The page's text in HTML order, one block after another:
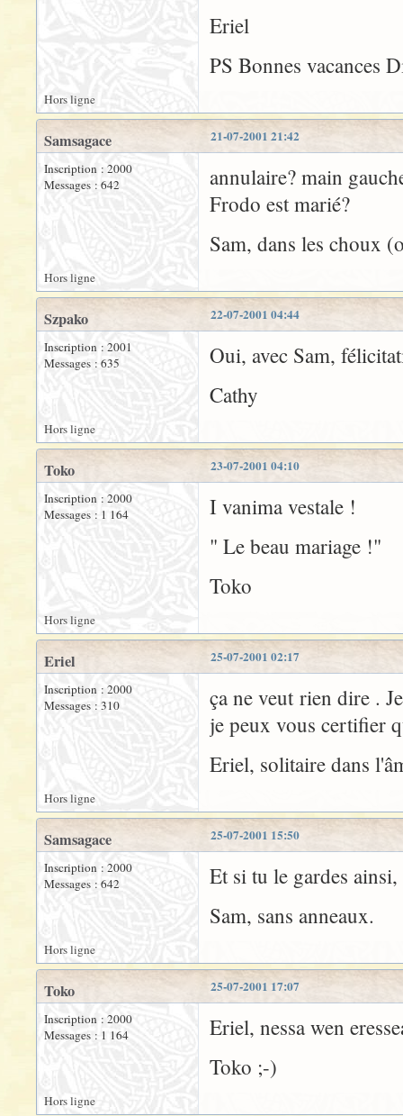
Eriel
PS Bonnes vacances
Hors ligne
21-07-2001 21:42
Samsagace
Inscription : 2000
Messages : 642
annulaire? main
Frodo est marié?
Sam, dans les choux
Hors ligne
22-07-2001 04:44
Szpako
Inscription : 2001
Messages : 635
Oui, avec Sam,
Cathy
Hors ligne
23-07-2001 04:10
Toko
Inscription : 2000
Messages : 1 164
I vanima vestale !
" Le beau mariage !"
Toko
Hors ligne
25-07-2001 02:17
Eriel
Inscription : 2000
Messages : 310
ça ne veut rien dire .
je peux vous certifier
Eriel, solitaire dans
Hors ligne
25-07-2001 15:50
Samsagace
Inscription : 2000
Messages : 642
Et si tu le gardes
Sam, sans anneaux.
Hors ligne
25-07-2001 17:07
Toko
Inscription : 2000
Messages : 1 164
Eriel, nessa wen
Toko ;-)
Hors ligne